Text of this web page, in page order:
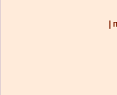
|